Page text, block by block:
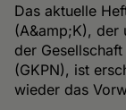
Das aktuelle
(A&amp;K), der
der
(GKPN), ist
wieder das